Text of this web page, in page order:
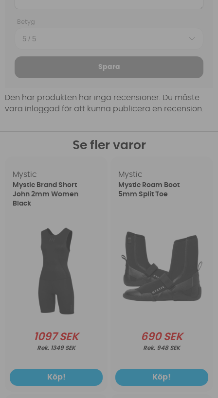
Betyg
Spara
Den här produkten har inga recensioner. Du måste
vara inloggad för att kunna publicera en recension.
Se fler varor
Mystic
Mystic Brand Short
John 2mm Women
Black
1097 SEK
1349 SEK
Köp!
Mystic
Mystic Roam Boot
5mm Split Toe
690 SEK
948 SEK
Köp!